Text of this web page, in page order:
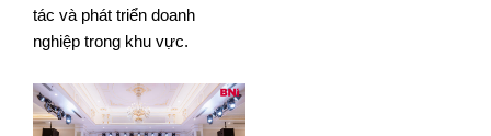
tác và phát triển doanh
nghiệp trong khu vực.